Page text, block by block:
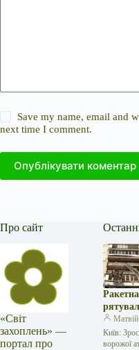
Save my name, email and
next time I comment.
Опублікувати коментар
Про сайт
«Світ
захоплень» —
портал про
про 15
Київ:
ворожої